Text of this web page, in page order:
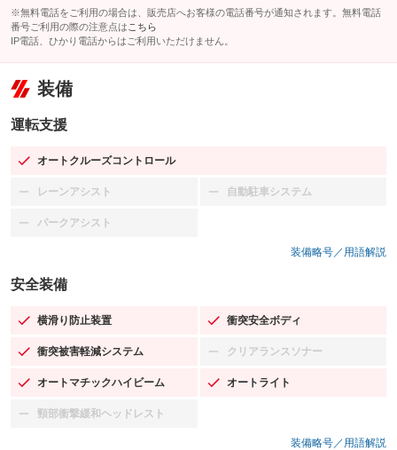
※無料電話をご利用の場合は、販売店へお客様の電話番号が通知されます。無料電話
番号ご利用の際の注意点は こちら
IP電話、ひかり電話からはご利用いただけません。
装備
運転支援
オートクルーズコントロール
：装備あり
レーンアシスト
：装備なし 自動駐車システム
：装備なし
パークアシスト
：装備なし
装備略号／用語解説
安全装備
横滑り防止装置
：装備あり 衝突安全ボディ
：装備あり
衝突被害軽減システム
：装備あり クリアランスソナー
：装備なし
オートマチックハイビーム
：装備あり オートライト
：装備あり
頸部衝撃緩和ヘッドレスト
：装備なし
装備略号／用語解説